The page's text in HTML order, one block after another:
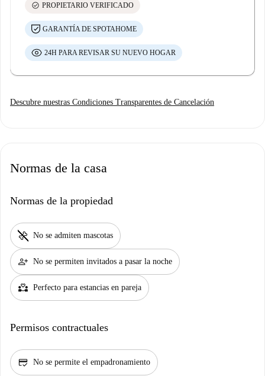
check_circle PROPIETARIO VERIFICADO
GARANTÍA DE SPOTAHOME
24H PARA REVISAR SU NUEVO HOGAR
Descubre nuestras Condiciones Transparentes de Cancelación
Normas de la casa
Normas de la propiedad
pet_supplies No se admiten mascotas
person_add No se permiten invitados a pasar la noche
partner_heart Perfecto para estancias en pareja
Permisos contractuales
credit_score No se permite el empadronamiento